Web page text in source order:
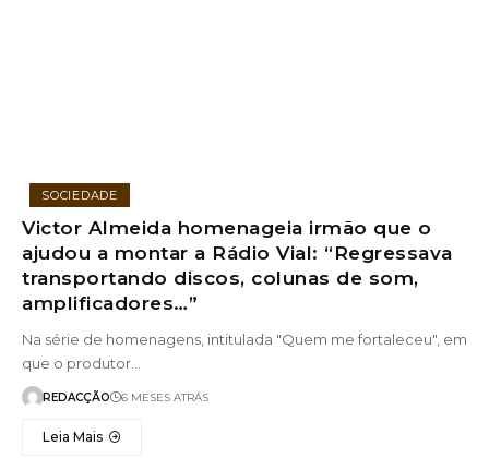
SOCIEDADE
Victor Almeida homenageia irmão que o
ajudou a montar a Rádio Vial: “Regressava
transportando discos, colunas de som,
amplificadores…”
Na série de homenagens, intitulada "Quem me fortaleceu", em
que o produtor…
REDACÇÃO 6 MESES ATRÁS
Leia Mais